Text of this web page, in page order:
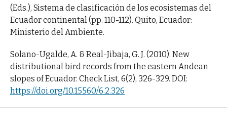
(Eds.), Sistema de clasificación de los ecosistemas del
Ecuador continental (pp. 110-112). Quito, Ecuador:
Ministerio del Ambiente.
Solano-Ugalde, A. & Real-Jibaja, G. J. (2010). New
distributional bird records from the eastern Andean
slopes of Ecuador. Check List, 6(2), 326-329. DOI:
https://doi.org/10.15560/6.2.326